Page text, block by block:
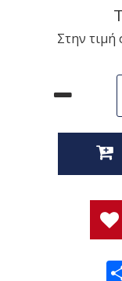
Στην τιμή